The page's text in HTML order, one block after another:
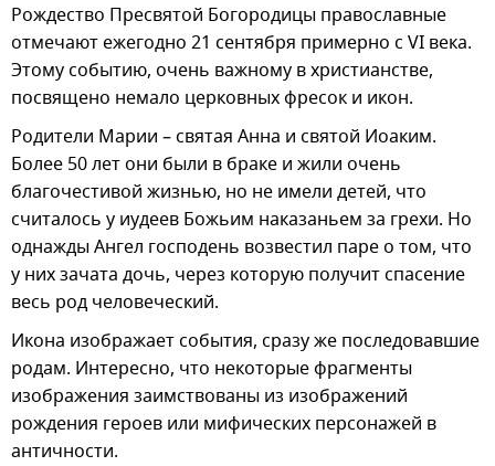
Рождество Пресвятой Богородицы православные
отмечают ежегодно 21 сентября примерно с VI века.
Этому событию, очень важному в христианстве,
посвящено немало церковных фресок и икон.
Родители Марии – святая Анна и святой Иоаким.
Более 50 лет они были в браке и жили очень
благочестивой жизнью, но не имели детей, что
считалось у иудеев Божьим наказаньем за грехи. Но
однажды Ангел господень возвестил паре о том, что
у них зачата дочь, через ко­то­рую получит спасение
весь род че­ло­ве­че­ский.
Икона изображает события, сразу же последовавшие
родам. Интересно, что некоторые фрагменты
изображения заимствованы из изображений
рождения героев или мифических персонажей в
античности.